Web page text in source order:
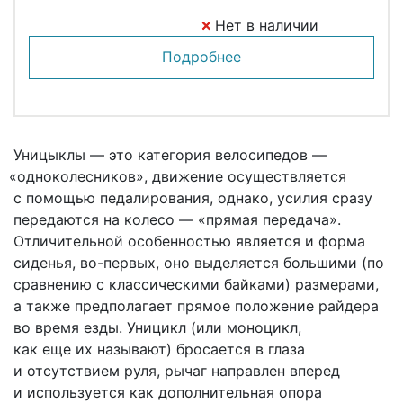
Нет в наличии
Подробнее
Уницыклы — это категория велосипедов —
«одноколесников», движение осуществляется
с помощью педалирования, однако, усилия сразу
передаются на колесо — «прямая передача».
Отличительной особенностью является и форма
сиденья, во-первых, оно выделяется большими (по
сравнению с классическими байками) размерами,
а также предполагает прямое положение райдера
во время езды. Уницикл (или моноцикл,
как еще их называют) бросается в глаза
и отсутствием руля, рычаг направлен вперед
и используется как дополнительная опора